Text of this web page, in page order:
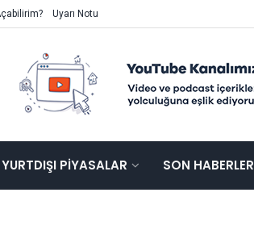
Uyarı Notu
YURTDIŞI PIYASALAR SON HABERLER